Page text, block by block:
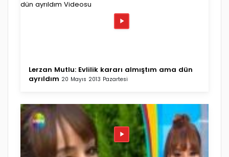
Lerzan Mutlu: Evlilik kararı almıştım ama dün
ayrıldım 20 Mayıs 2013 Pazartesi